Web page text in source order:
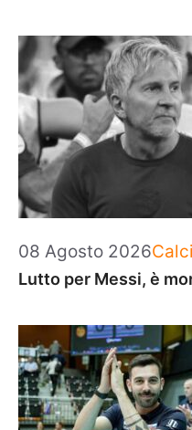
08 Agosto 2026
Lutto per Messi, è